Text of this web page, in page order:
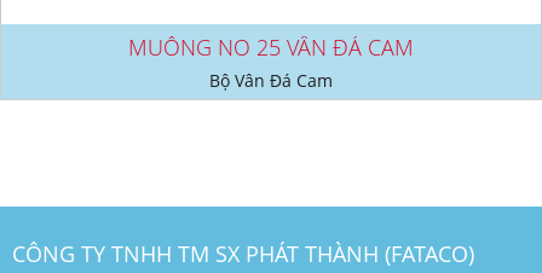
MUỖNG NO 25 VÂN ĐÁ CAM
Bộ Vân Đá Cam
CÔNG TY TNHH TM SX PHÁT THÀNH (FATACO)